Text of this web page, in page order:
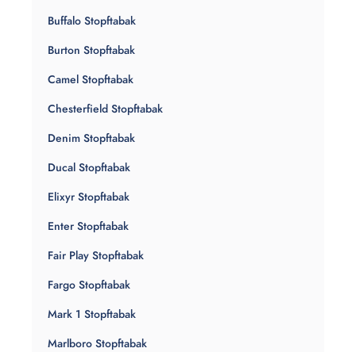
Buffalo Stopftabak
Burton Stopftabak
Camel Stopftabak
Chesterfield Stopftabak
Denim Stopftabak
Ducal Stopftabak
Elixyr Stopftabak
Enter Stopftabak
Fair Play Stopftabak
Fargo Stopftabak
Mark 1 Stopftabak
Marlboro Stopftabak